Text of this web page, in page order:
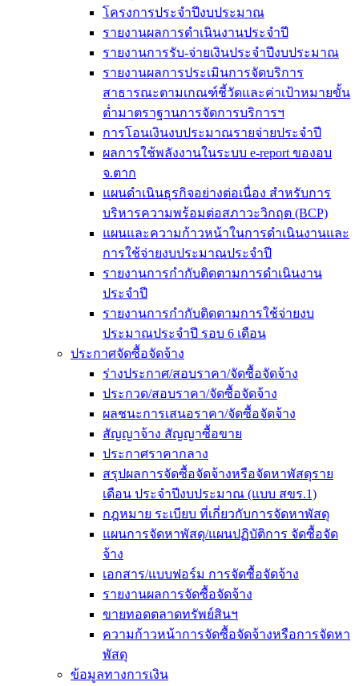
โครงการประจำปีงบประมาณ
รายงานผลการดำเนินงานประจำปี
รายงานการรับ-จ่ายเงินประจำปีงบประมาณ
รายงานผลการประเมินการจัดบริการ
สาธารณะตามเกณฑ์ชี้วัดและค่าเป้าหมายขั้น
ต่ำมาตราฐานการจัดการบริการฯ
การโอนเงินงบประมาณรายจ่ายประจำปี
ผลการใช้พลังงานในระบบ e-report ของอบ
จ.ตาก
แผนดำเนินธุรกิจอย่างต่อเนื่อง สำหรับการ
บริหารความพร้อมต่อสภาวะวิกฤต (BCP)
แผนและความก้าวหน้าในการดำเนินงานและ
การใช้จ่ายงบประมาณประจำปี
รายงานการกำกับติดตามการดำเนินงาน
ประจำปี
รายงานการกำกับติดตามการใช้จ่ายงบ
ประมาณประจำปี รอบ 6 เดือน
ประกาศจัดซื้อจัดจ้าง
ร่างประกาศ/สอบราคา/จัดซื้อจัดจ้าง
ประกวด/สอบราคา/จัดซื้อจัดจ้าง
ผลชนะการเสนอราคา/จัดซื้อจัดจ้าง
สัญญาจ้าง สัญญาซื้อขาย
ประกาศราคากลาง
สรุปผลการจัดซื้อจัดจ้างหรือจัดหาพัสดุราย
เดือน ประจำปีงบประมาณ (แบบ สขร.1)
กฎหมาย ระเบียบ ที่เกี่ยวกับการจัดหาพัสดุ
แผนการจัดหาพัสดุ/แผนปฏิบัติการ จัดซื้อจัด
จ้าง
เอกสาร/แบบฟอร์ม การจัดซื้อจัดจ้าง
รายงานผลการจัดซื้อจัดจ้าง
ขายทอดตลาดทรัพย์สินฯ
ความก้าวหน้าการจัดซื้อจัดจ้างหรือการจัดหา
พัสดุ
ข้อมูลทางการเงิน